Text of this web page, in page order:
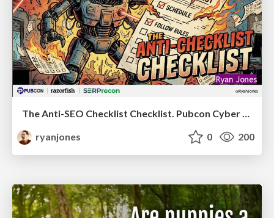
The Anti-SEO Checklist Checklist. Pubcon Cyber Week
ryanjones
0 200